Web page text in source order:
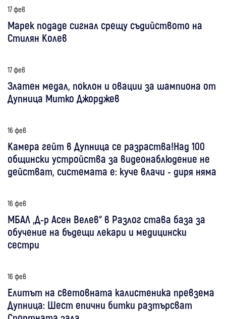
17 фев
Марек подаде сигнал срещу съдийството на
Стилян Колев
17 фев
Златен медал, поклон и овации за шампиона от
Дупница Митко Джорджев
16 фев
Камера гейт в Дупница се разраства!Над 100
общински устройства за видеонаблюдение не
действат, системата е: куче влачи - диря няма
16 фев
МБАЛ „Д-р Асен Велев“ в Разлог става база за
обучение на бъдещи лекари и медицински
сестри
16 фев
Елитът на световната калистеника превзема
Дупница: Шест епични битки разтърсват